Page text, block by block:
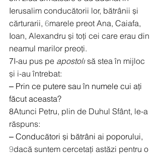
Ierusalim conducătorii lor, bătrânii și
cărturarii, 6marele preot Ana, Caiafa,
Ioan, Alexandru și toți cei care erau din
neamul marilor preoți.
7I-au pus pe apostoli să stea în mijloc
și i-au întrebat:
‒ Prin ce putere sau în numele cui ați
făcut aceasta?
8Atunci Petru, plin de Duhul Sfânt, le-a
răspuns:
‒ Conducători și bătrâni ai poporului,
9dacă suntem cercetați astăzi pentru o